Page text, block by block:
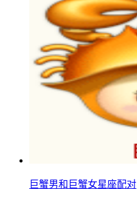
巨蟹男和巨蟹女星座配对